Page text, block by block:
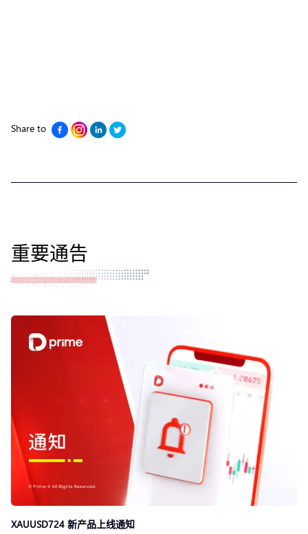
Share to
重要通告
XAUUSD724 新产品上线通知